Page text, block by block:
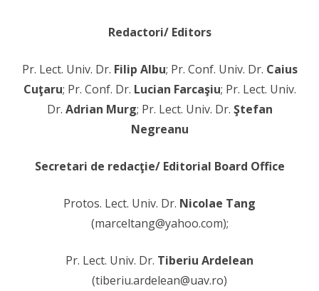
Redactori/ Editors
Pr. Lect. Univ. Dr. Filip Albu; Pr. Conf. Univ. Dr. Caius
Cuţaru; Pr. Conf. Dr. Lucian Farcaşiu; Pr. Lect. Univ.
Dr. Adrian Murg; Pr. Lect. Univ. Dr. Ştefan
Negreanu
Secretari de redacţie/ Editorial Board Office
Protos. Lect. Univ. Dr. Nicolae Tang
(marceltang@yahoo.com);
Pr. Lect. Univ. Dr. Tiberiu Ardelean
(tiberiu.ardelean@uav.ro)